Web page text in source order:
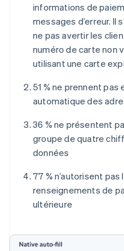
informations de
messages d’erreur. Il
ne pas avertir les
numéro de carte non
utilisant une carte
51 % ne prennent pas
automatique des
36 % ne présentent
groupe de quatre
données
77 % n’autorisent
renseignements de
ultérieure